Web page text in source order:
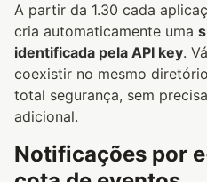
A partir da 1.30 cada
cria automaticamente uma
identificada pela API key.
coexistir no mesmo
total segurança, sem
adicional.
Notificações por